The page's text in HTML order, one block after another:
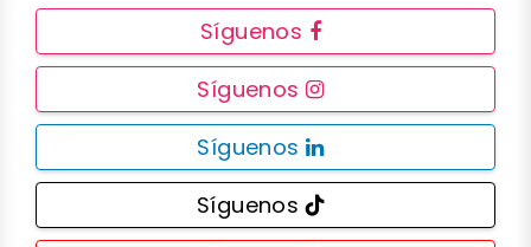
Síguenos
Síguenos
Síguenos
Síguenos